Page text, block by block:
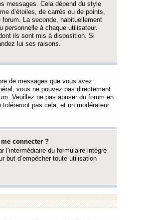
messages. Cela dépend du style
d’étoiles, de carrés ou de points,
La seconde, habituellement
personnelle à chaque utilisateur.
ils sont mis à disposition. Si
lui ses raisons.
de messages que vous avez
vous ne pouvez pas directement
Veuillez ne pas abuser du forum en
pas cela, et un modérateur
connecter ?
du formulaire intégré
but d’empêcher toute utilisation